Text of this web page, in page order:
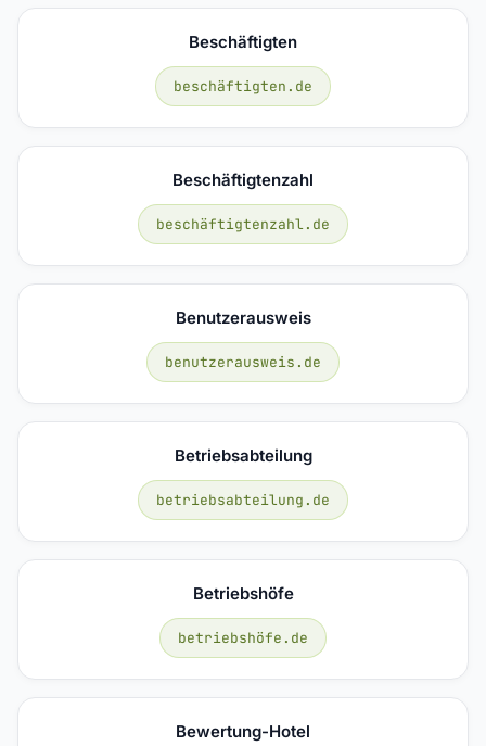
Beschäftigten
beschäftigten.de
Beschäftigtenzahl
beschäftigtenzahl.de
Benutzerausweis
benutzerausweis.de
Betriebsabteilung
betriebsabteilung.de
Betriebshöfe
betriebshöfe.de
Bewertung-Hotel